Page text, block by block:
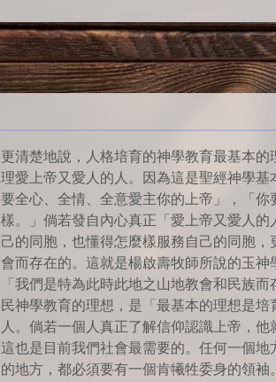
更清楚地說，人格培育的神學教育最基本
理愛上帝又愛人的人。因為這是聖經神學
要全心、全情、全意愛主你的上帝」，「你
樣。」倘若發自內心真正「愛上帝又愛人的
己的同胞，也懂得怎麼樣服務自己的同胞
會而存在的。這就是楊啟壽牧師所說的玉神
「我們是特為此時此地之山地教會和民族
民神學教育的理想，是「最基本的理想是
人。倘若一個人真正了解信仰認識上帝，他
這也是目前我們社會最需要的。任何一個
的地方，都必須要有一個肯犧牲委身的領袖。